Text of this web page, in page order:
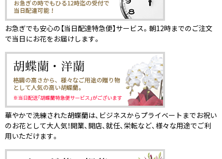
お急ぎでも安心の【当日配達特急便】サービス。朝12時までのご注文
で当日にお花をお届けします。
華やかで洗練された胡蝶蘭は、ビジネスからプライベートまでお祝い
のお花として大人気！開業、開店、就任、栄転など、様々な用途でご利
用いただけます。